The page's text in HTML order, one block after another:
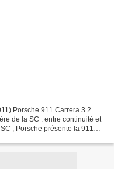
Porsche 911 Carrera 3.2
de la SC : entre continuité et
, Porsche présente la 911